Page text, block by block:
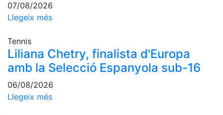
professionals
Competicions
Campionat
Social de
Tennis
Quadres
de Joc
Quadre
07/08/2026
Llegeix més
Tennis
Liliana Chetry, finalista d'Europa
amb la Selecció Espanyola sub-16
06/08/2026
Llegeix més